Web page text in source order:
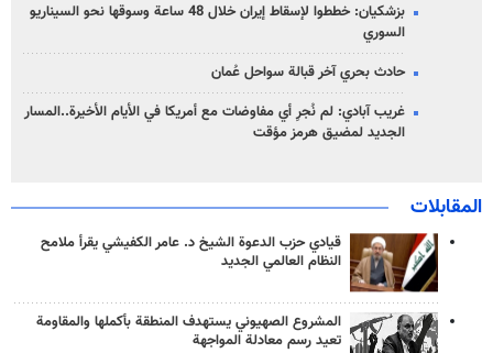
بزشكيان: خططوا لإسقاط إيران خلال 48 ساعة وسوقها نحو السيناريو
السوري
حادث بحري آخر قبالة سواحل عُمان
غريب آبادي: لم نُجرِ أي مفاوضات مع أمريكا في الأيام الأخيرة..المسار
الجديد لمضيق هرمز مؤقت
المقابلات
قيادي حزب الدعوة الشيخ د. عامر الكفيشي يقرأ ملامح
النظام العالمي الجديد
المشروع الصهيوني يستهدف المنطقة بأكملها والمقاومة
تعيد رسم معادلة المواجهة